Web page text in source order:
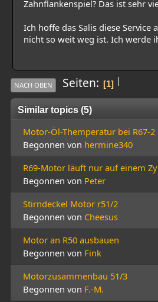
Zahnflankenspiel? Das ist sehr
Ich hoffe das Salis diese Service
nicht so weit weg ist. Ich werde
|
NACH OBEN Seiten 1
Similar topics (5)
Motor-Öl-Themperatur bei R67-2
Begonnen von hermine340
R69-Motor läuft nur auf einem
Begonnen von Peter
Stirndeckel Motor r51/2
Begonnen von Cheesus
Motor an R50 ausbauen
Begonnen von Fink
Motorzusammenbau 51/3
Begonnen von F.-M.